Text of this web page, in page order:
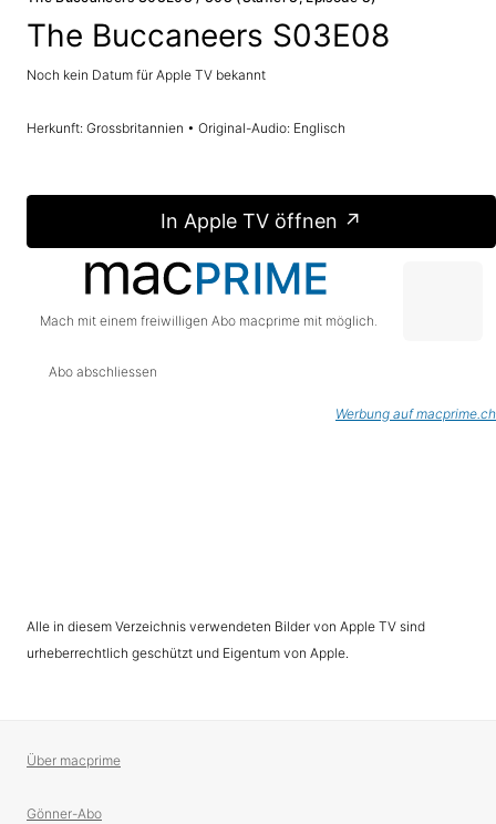
The Buccaneers S03E08
Noch kein Datum für Apple TV bekannt
Herkunft: Grossbritannien • Original-Audio: Englisch
In Apple TV öffnen ↗
Mach mit einem freiwilligen Abo macprime mit möglich.
Abo abschliessen
Werbung auf macprime.ch
Alle in diesem Verzeichnis verwendeten Bilder von Apple TV sind
urheberrechtlich geschützt und Eigentum von Apple.
Über macprime
Gönner-Abo